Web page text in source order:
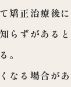
矯正治療後に
らずがあると
。
なる場合があ